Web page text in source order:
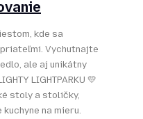
kde sa
Vychutnajte
ale aj unikátny
LIGHTPARKU 💛
stoly a stoličky,
na mieru.